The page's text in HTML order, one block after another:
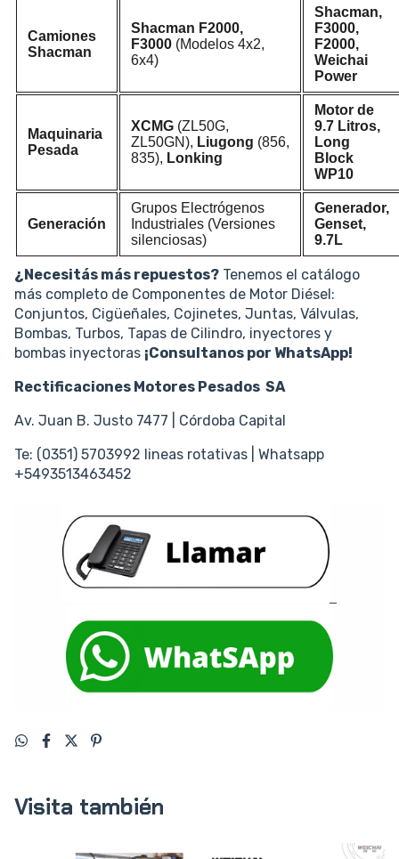
Camiones
Shacman
Shacman F2000,
F3000 (Modelos 4x2,
6x4)
Shacman,
F3000,
F2000,
Weichai
Power
Maquinaria
Pesada
XCMG (ZL50G,
ZL50GN), Liugong (856,
835), Lonking
Motor de
9.7 Litros,
Long
Block
WP10
Generación
Grupos Electrógenos
Industriales (Versiones
silenciosas)
Generador,
Genset,
9.7L
¿Necesitás más repuestos? Tenemos el catálogo
más completo de Componentes de Motor Diésel:
Conjuntos, Cigüeñales, Cojinetes, Juntas, Válvulas,
Bombas, Turbos, Tapas de Cilindro, inyectores y
bombas inyectoras ¡Consultanos por WhatsApp!
Rectificaciones Motores Pesados SA
Av. Juan B. Justo 7477 | Córdoba Capital
Te: (0351) 5703992 lineas rotativas | Whatsapp
+5493513463452
Visita también